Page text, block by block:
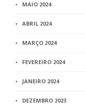
MAIO 2024
ABRIL 2024
MARÇO 2024
FEVEREIRO 2024
JANEIRO 2024
DEZEMBRO 2023